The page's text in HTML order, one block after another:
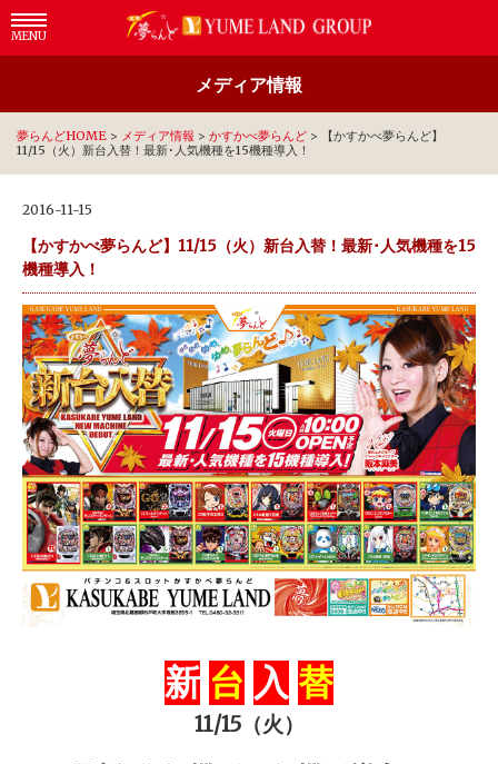
MENU
メディア情報
夢らんどHOME > メディア情報 > かすかべ夢らんど >
【かすかべ夢らんど】
11/15（火）新台入替！最新･人気機種を15機種導入！
2016-11-15
【かすかべ夢らんど】11/15（火）新台入替！最新･人気機種を15
機種導入！
新 台 入 替
11/15（火）